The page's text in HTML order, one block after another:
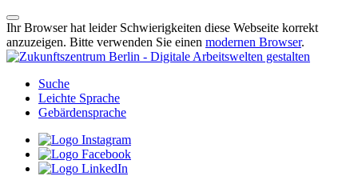
Ihr Browser hat leider Schwierigkeiten diese Webseite korrekt
anzuzeigen. Bitte verwenden Sie einen modernen Browser.
Suche
Leichte Sprache
Gebärdensprache